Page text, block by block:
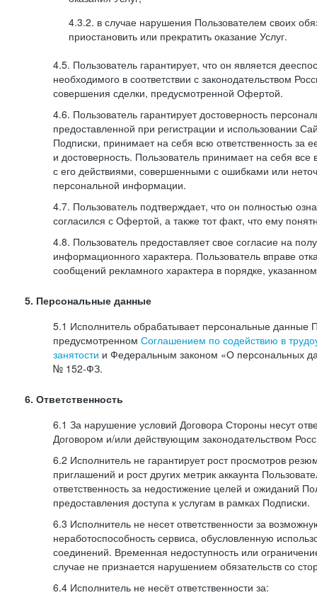
4.3.2. в случае нарушения Пользователем своих
приостановить или прекратить оказание Услуг.
4.5. Пользователь гарантирует, что он является
необходимого в соответствии с законодательством
совершения сделки, предусмотренной Офертой.
4.6. Пользователь гарантирует достоверность
предоставленной при регистрации и использовании
Подписки, принимает на себя всю ответственность за
и достоверность. Пользователь принимает на себя
с его действиями, совершенными с ошибками или
персональной информации.
4.7. Пользователь подтверждает, что он полностью
согласился с Офертой, а также тот факт, что ему
4.8. Пользователь предоставляет свое согласие на
информационного характера. Пользователь вправе
сообщений рекламного характера в порядке,
5. Персональные данные
5.1 Исполнитель обрабатывает персональные данные
предусмотренном Соглашением по содействию в
занятости и Федеральным законом «О персональных
№ 152-ФЗ.
6. Ответственность
6.1 За нарушение условий Договора Стороны несут
Договором и/или действующим законодательством
6.2 Исполнитель не гарантирует рост просмотров
приглашений и рост других метрик аккаунта
ответственность за недостижение целей и ожиданий
предоставления доступа к услугам в рамках Подписки.
6.3 Исполнитель не несет ответственности за
неработоспособность сервиса, обусловленную
соединений. Временная недоступность или
случае не признается нарушением обязательств со
6.4 Исполнитель не несёт ответственности за: